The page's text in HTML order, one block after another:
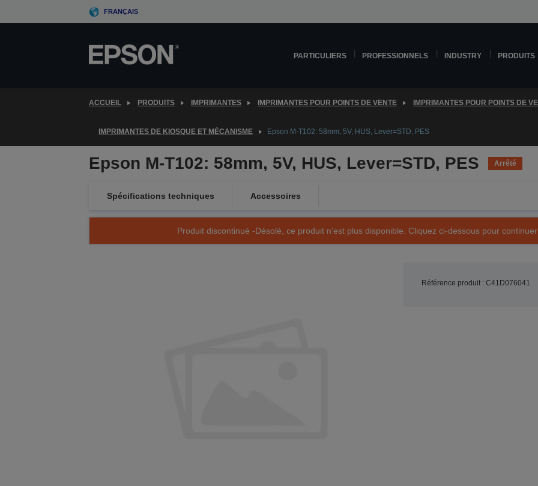
to
FRANÇAIS
PARTICULIERS PROFESSIONNELS INDUSTRY PRODUITS
ACCUEIL PRODUITS IMPRIMANTES IMPRIMANTES POUR POINTS DE VENTE IMPRIMANTES POUR POINTS DE
IMPRIMANTES DE KIOSQUE ET MÉCANISME Epson M-T102: 58mm, 5V, HUS, Lever=STD, PES
Epson M-T102: 58mm, 5V, HUS, Lever=STD, PES Arrêté
Spécifications techniques Accessoires
Produit discontinué -Désolé, ce produit n’est plus disponible. Cliquez ci-dessous pour
Référence produit : C41D076041